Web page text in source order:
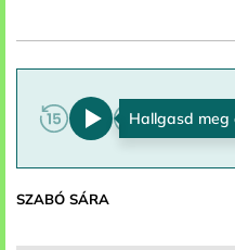
0:00
SZABÓ SÁRA